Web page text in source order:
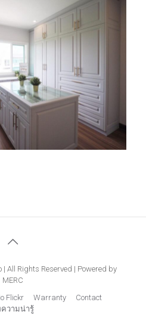
All Rights Reserved | Powered by
MERC
Flickr Warranty
Contact
วามน่ารู้